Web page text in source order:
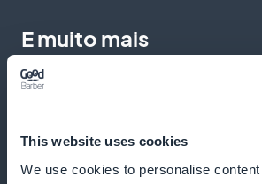
This website uses cookies
We use cookies to personalise
E muito mais